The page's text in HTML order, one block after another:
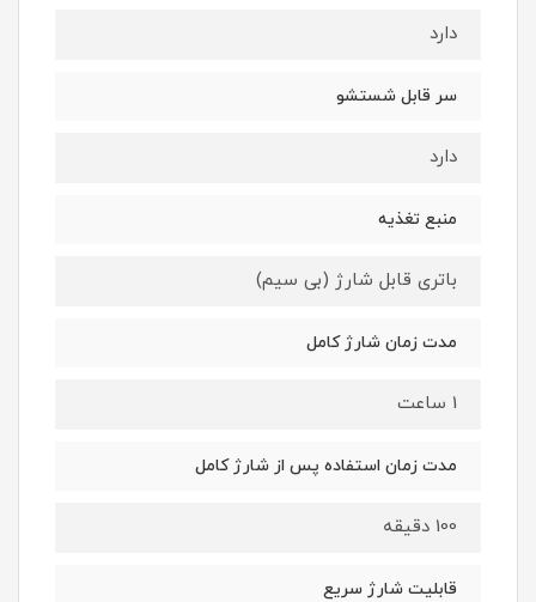
دارد
سر قابل شستشو
دارد
منبع تغذیه
باتری قابل شارژ (بی سیم)
مدت زمان شارژ کامل
1 ساعت
مدت زمان استفاده پس از شارژ کامل
100 دقیقه
قابلیت شارژ سریع